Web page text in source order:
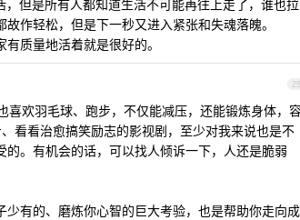
但是所有人都知道生活不可能再往上走了，谁也拉
作轻松，但是下一秒又进入紧张和失魂落魄。
质量地活着就是很好的。
25
欢羽毛球、跑步，不仅能减压，还能锻炼身体，
看看治愈搞笑励志的影视剧，至少对我来说也是不
。有机会的话，可以找人倾诉一下，人还是脆弱
有的、磨炼你心智的巨大考验，也是帮助你走向成